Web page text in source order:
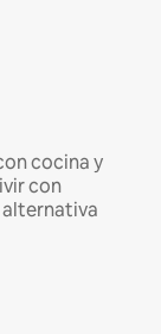
cocina y
con
alternativa